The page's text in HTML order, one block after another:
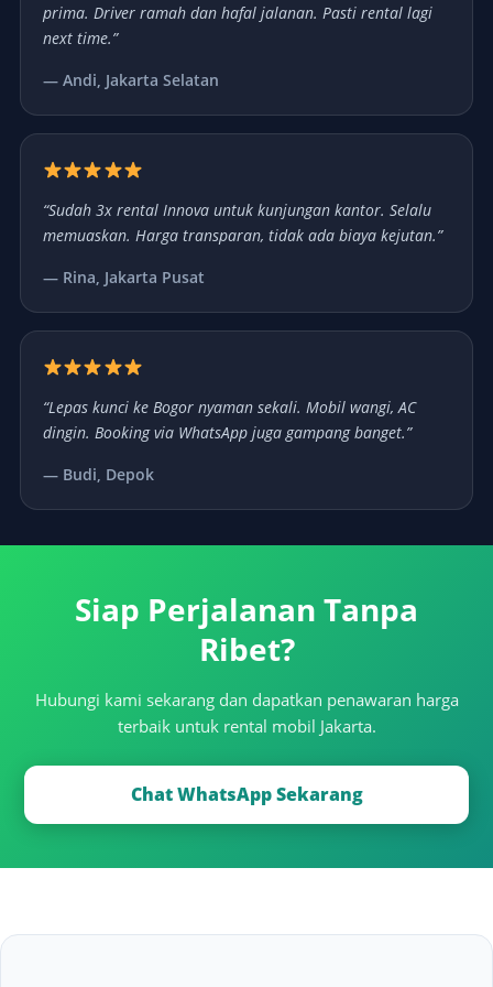
prima. Driver ramah dan hafal jalanan. Pasti rental lagi
next time.”
— Andi, Jakarta Selatan
“Sudah 3x rental Innova untuk kunjungan kantor. Selalu
memuaskan. Harga transparan, tidak ada biaya kejutan.”
— Rina, Jakarta Pusat
“Lepas kunci ke Bogor nyaman sekali. Mobil wangi, AC
dingin. Booking via WhatsApp juga gampang banget.”
— Budi, Depok
Siap Perjalanan Tanpa
Ribet?
Hubungi kami sekarang dan dapatkan penawaran harga
terbaik untuk rental mobil Jakarta.
Chat WhatsApp Sekarang